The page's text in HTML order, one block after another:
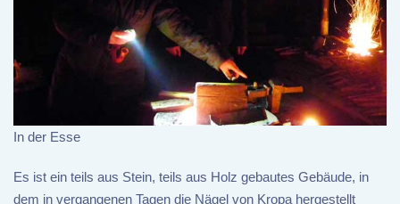
In der Esse
Es ist ein teils aus Stein, teils aus Holz gebautes Gebäude, in
dem in vergangenen Tagen die Nägel von Kropa hergestellt